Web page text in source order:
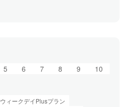
5 6 7 8 9
10
ウィークデイPlusプラン